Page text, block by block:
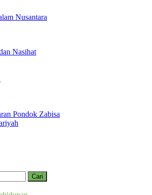
Nusantara
Nusantara – Rumah Tahfidz Zabisa (Zaid bin
Tebar Manfaat untuk Ummat
Nasihat
Pondok Zabisa